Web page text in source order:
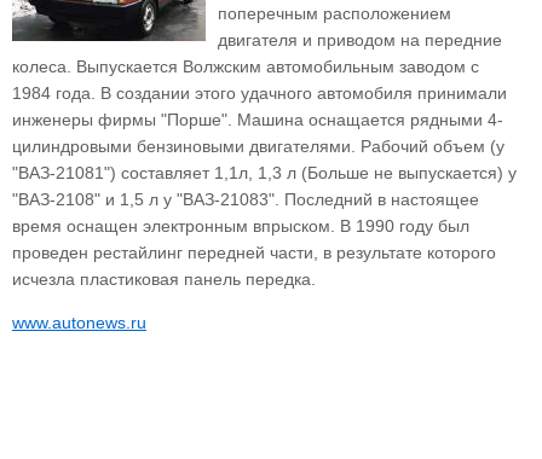
поперечным расположением
двигателя и приводом на передние
колеса. Выпускается Волжским автомобильным заводом с
1984 года. В создании этого удачного автомобиля принимали
инженеры фирмы "Порше". Машина оснащается рядными 4-
цилиндровыми бензиновыми двигателями. Рабочий объем (у
"ВАЗ-21081") составляет 1,1л, 1,3 л (Больше не выпускается) у
"ВАЗ-2108" и 1,5 л у "ВАЗ-21083". Последний в настоящее
время оснащен электронным впрыском. В 1990 году был
проведен рестайлинг передней части, в результате которого
исчезла пластиковая панель передка.
www.autonews.ru